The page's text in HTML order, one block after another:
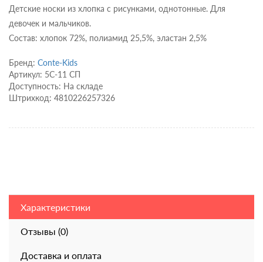
Детские носки из хлопка с рисунками, однотонные. Для
девочек и мальчиков.
Состав: хлопок 72%, полиамид 25,5%, эластан 2,5%
Бренд: Conte-Kids
Артикул: 5С-11 СП
Доступность: На складе
Штрихкод: 4810226257326
Характеристики
Отзывы (0)
Доставка и оплата